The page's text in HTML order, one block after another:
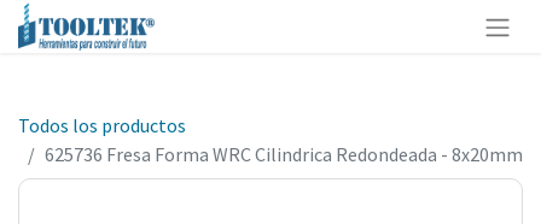
Todos los productos
625736 Fresa Forma WRC Cilindrica Redondeada - 8x20mm